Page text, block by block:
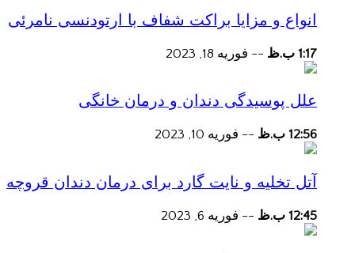
انواع و مزایا براکت شفاف با ارتودنسی نامرئی
1:17 ب.ظ -- فوریه 18, 2023
علل پوسیدگی دندان و درمان خانگی
12:56 ب.ظ -- فوریه 10, 2023
آتل تخلیه و نایت گارد برای درمان دندان قروچه
12:45 ب.ظ -- فوریه 6, 2023